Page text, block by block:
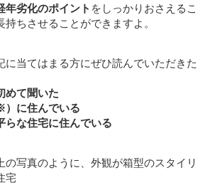
年劣化のポイント をしっかりおさえるこ
ちさせることができますよ。
に当てはまる方にぜひ読んでいただきた
めて聞いた
）に住んでいる
らな住宅に住んでいる
写真のように、外観が箱型のスタイリ
宅